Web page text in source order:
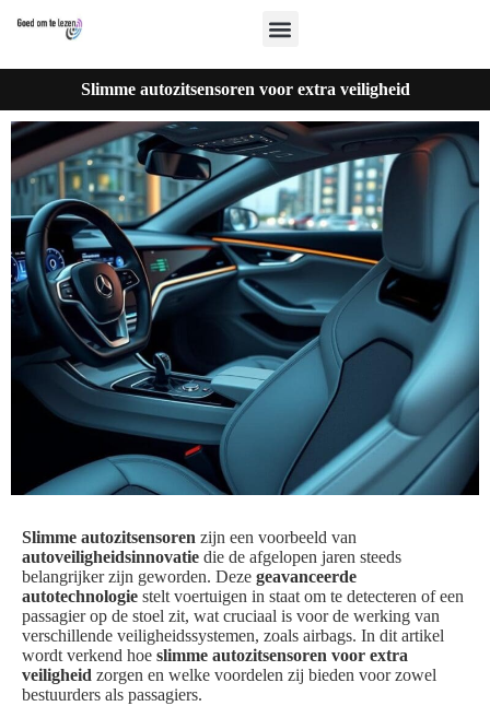
Slimme autozitsensoren voor extra veiligheid
Slimme autozitsensoren zijn een voorbeeld van
autoveiligheidsinnovatie die de afgelopen jaren steeds
belangrijker zijn geworden. Deze geavanceerde
autotechnologie stelt voertuigen in staat om te detecteren of een
passagier op de stoel zit, wat cruciaal is voor de werking van
verschillende veiligheidssystemen, zoals airbags. In dit artikel
wordt verkend hoe slimme autozitsensoren voor extra
veiligheid zorgen en welke voordelen zij bieden voor zowel
bestuurders als passagiers.